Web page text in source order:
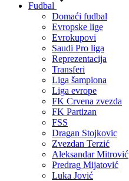
Fudbal
Domaći fudbal
Evropske lige
Evrokupovi
Saudi Pro liga
Reprezentacija
Transferi
Liga šampiona
Liga evrope
FK Crvena zvezda
FK Partizan
FSS
Dragan Stojkovic
Zvezdan Terzić
Aleksandar Mitrović
Predrag Mijatović
Luka Jović